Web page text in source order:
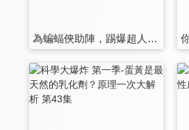
為蝙蝠俠助陣，踢爆超人的不科學 第37集